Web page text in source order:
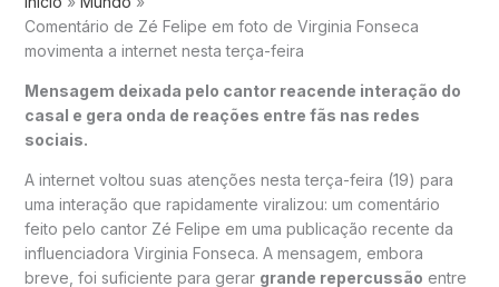
Comentário de Zé Felipe em foto de Virginia Fonseca
movimenta a internet nesta terça-feira
Mensagem deixada pelo cantor reacende interação do
casal e gera onda de reações entre fãs nas redes
sociais.
A internet voltou suas atenções nesta terça-feira (19) para
uma interação que rapidamente viralizou: um comentário
feito pelo cantor Zé Felipe em uma publicação recente da
influenciadora Virginia Fonseca. A mensagem, embora
breve, foi suficiente para gerar grande repercussão entre